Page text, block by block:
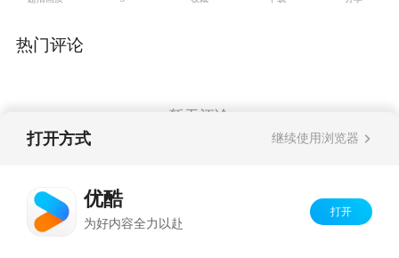
热门评论
暂无评论
打开方式 继续使用浏览器
优酷
为好内容全力以赴
打开